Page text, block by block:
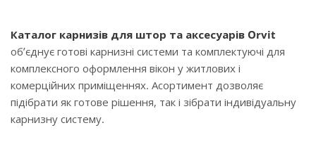
Каталог карнизів для штор та аксесуарів Orvit
об’єднує готові карнизні системи та комплектуючі для
комплексного оформлення вікон у житлових і
комерційних приміщеннях. Асортимент дозволяє
підібрати як готове рішення, так і зібрати індивідуальну
карнизну систему.